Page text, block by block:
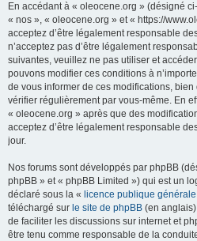
En accédant à « oleocene.org » (désigné
« nos », « oleocene.org » et « https://
acceptez d’être légalement responsable
n’acceptez pas d’être légalement
suivantes, veuillez ne pas utiliser et
pouvons modifier ces conditions à
de vous informer de ces modifications,
vérifier régulièrement par vous-même. En
« oleocene.org » après que des
acceptez d’être légalement responsable
jour.
Nos forums sont développés par phpBB
phpBB » et « phpBB Limited ») qui est un
déclaré sous la « licence publique
téléchargé sur le site de phpBB (en
de faciliter les discussions sur internet et
être tenu comme responsable de la